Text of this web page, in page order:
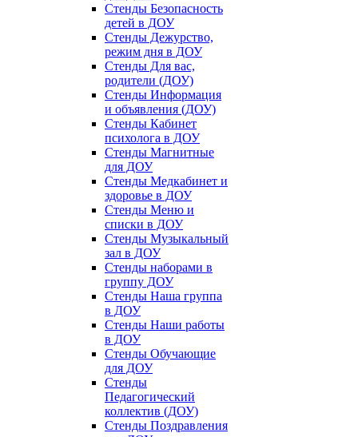
Стенды Безопасность
детей в ДОУ
Стенды Дежурство,
режим дня в ДОУ
Стенды Для вас,
родители (ДОУ)
Стенды Информация
и объявления (ДОУ)
Стенды Кабинет
психолога в ДОУ
Стенды Магнитные
для ДОУ
Стенды Медкабинет и
здоровье в ДОУ
Стенды Меню и
списки в ДОУ
Стенды Музыкальный
зал в ДОУ
Стенды наборами в
группу ДОУ
Стенды Наша группа
в ДОУ
Стенды Наши работы
в ДОУ
Стенды Обучающие
для ДОУ
Стенды
Педагогический
коллектив (ДОУ)
Стенды Поздравления